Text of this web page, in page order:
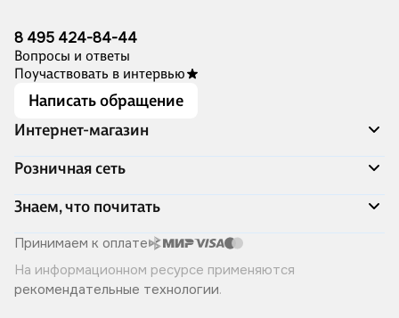
8 495 424-84-44
Вопросы и ответы
Поучаствовать в интервью
Написать обращение
Интернет-магазин
Акции
Доставка и оплата
Программа лояльности
Подарочные сертификаты
Правила продажи
Политика конфиденциальности
Розничная сеть
Адреса магазинов
Книжный Дозор
О компании
Читай-город для бизнеса
Хотите у нас работать?
Знаем, что почитать
Скоро в продаже
Лучшие из лучших
Читай-журнал
Принимаем к оплате
На информационном ресурсе применяются
рекомендательные технологии.